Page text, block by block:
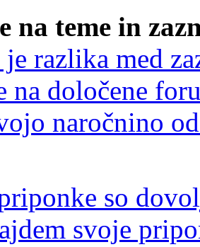
na teme in
je razlika med
na določene
naročnino
so
svoje